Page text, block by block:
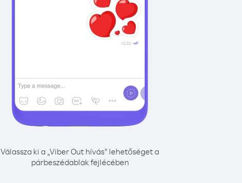
Válassza ki a „Viber Out hívás” lehetőséget a
párbeszédablak fejlécében